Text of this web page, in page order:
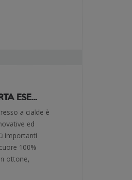
ESE...
a cialde è
ed
importanti
100%
ottone,